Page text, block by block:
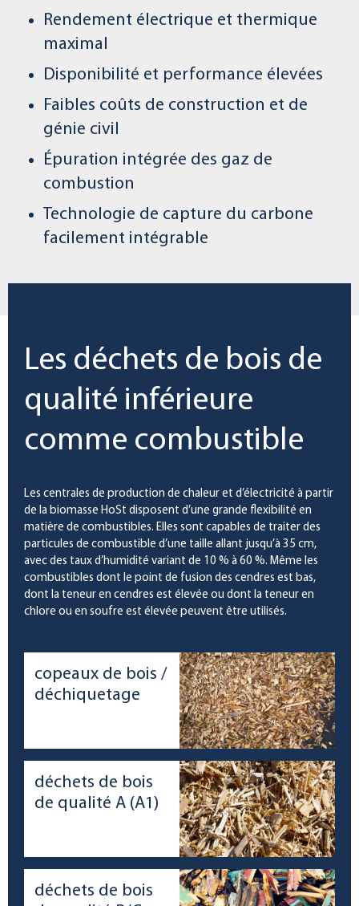
Rendement électrique et thermique
maximal
Disponibilité et performance élevées
Faibles coûts de construction et de
génie civil
Épuration intégrée des gaz de
combustion
Technologie de capture du carbone
facilement intégrable
Les déchets de bois de
qualité inférieure
comme combustible
Les centrales de production de chaleur et d’électricité à partir
de la biomasse HoSt disposent d’une grande flexibilité en
matière de combustibles. Elles sont capables de traiter des
particules de combustible d’une taille allant jusqu’à 35 cm,
avec des taux d’humidité variant de 10 % à 60 %. Même les
combustibles dont le point de fusion des cendres est bas,
dont la teneur en cendres est élevée ou dont la teneur en
chlore ou en soufre est élevée peuvent être utilisés.
copeaux de bois /
déchiquetage
déchets de bois
de qualité A (A1)
déchets de bois